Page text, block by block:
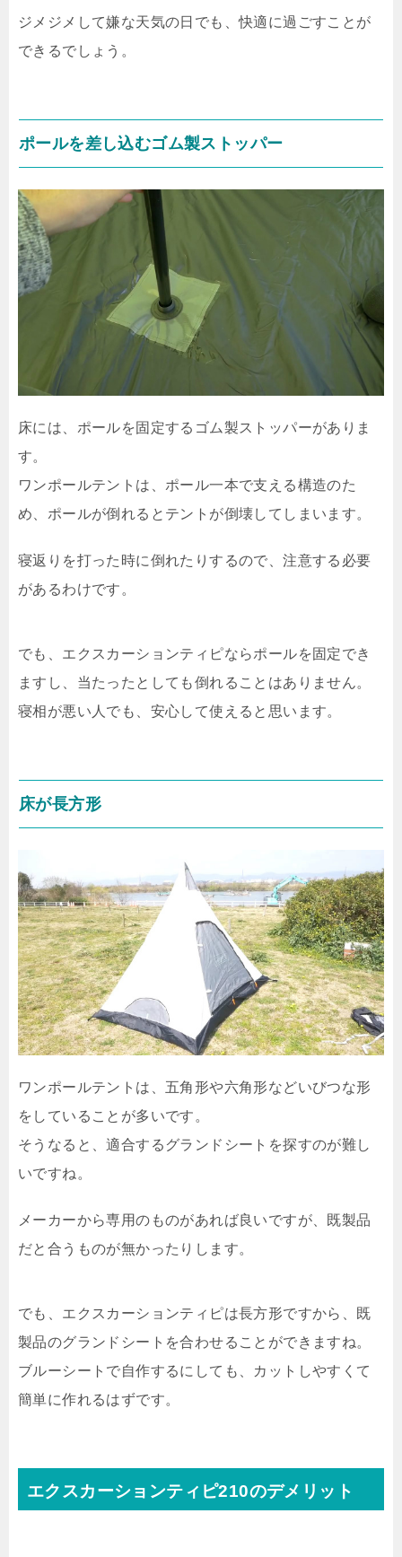
ジメジメして嫌な天気の日でも、快適に過ごすことが
できるでしょう。
ポールを差し込むゴム製ストッパー
床には、ポールを固定するゴム製ストッパーがありま
す。
ワンポールテントは、ポール一本で支える構造のた
め、ポールが倒れるとテントが倒壊してしまいます。
寝返りを打った時に倒れたりするので、注意する必要
があるわけです。
でも、エクスカーションティピならポールを固定でき
ますし、当たったとしても倒れることはありません。
寝相が悪い人でも、安心して使えると思います。
床が長方形
ワンポールテントは、五角形や六角形などいびつな形
をしていることが多いです。
そうなると、適合するグランドシートを探すのが難し
いですね。
メーカーから専用のものがあれば良いですが、既製品
だと合うものが無かったりします。
でも、エクスカーションティピは長方形ですから、既
製品のグランドシートを合わせることができますね。
ブルーシートで自作するにしても、カットしやすくて
簡単に作れるはずです。
エクスカーションティピ210のデメリット